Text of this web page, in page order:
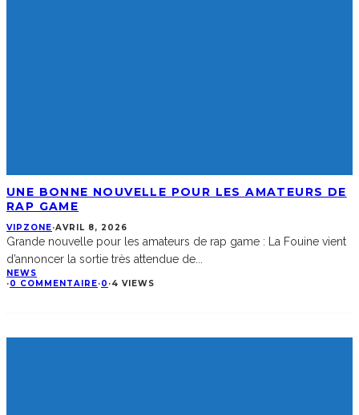
UNE BONNE NOUVELLE POUR LES AMATEURS DE
RAP GAME
VIPZONE·AVRIL 8, 2026
Grande nouvelle pour les amateurs de rap game : La Fouine vient
d’annoncer la sortie très attendue de...
NEWS
·0 COMMENTAIRE·0 ·4 VIEWS